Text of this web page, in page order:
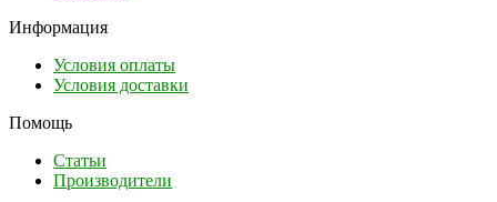
Информация
Условия оплаты
Условия доставки
Помощь
Статьи
Производители